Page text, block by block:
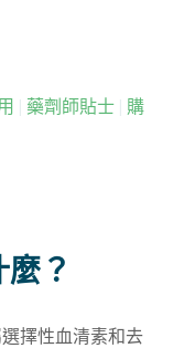
藥劑師貼士
購
？
擇性血清素和去